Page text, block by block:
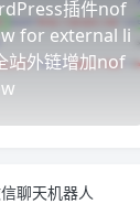
插件nof
for external li
站外链增加nof
聊天机器人